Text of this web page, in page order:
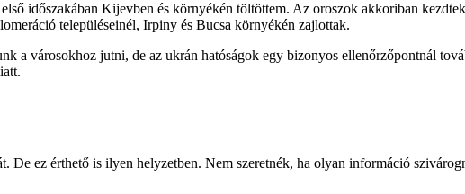
időszakában Kijevben és környékén töltöttem. Az oroszok akkoriban
településeinél, Irpiny és Bucsa környékén zajlottak.
a városokhoz jutni, de az ukrán hatóságok egy bizonyos ellenőrzőpontnál
ez érthető is ilyen helyzetben. Nem szeretnék, ha olyan információ